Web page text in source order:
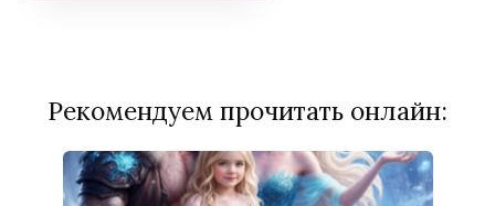
Рекомендуем прочитать онлайн: